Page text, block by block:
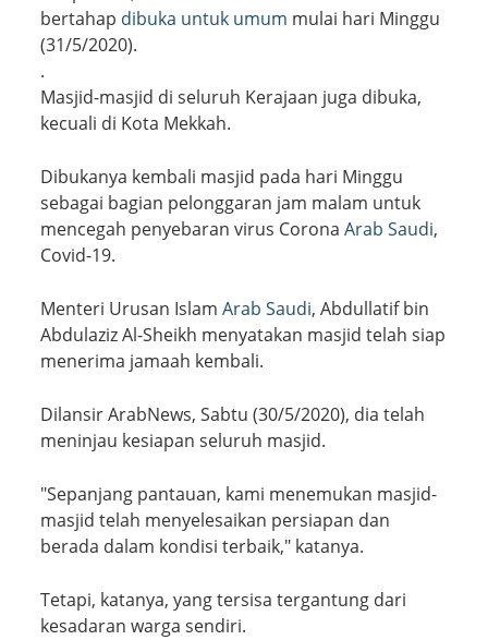
bertahap dibuka untuk umum mulai hari Minggu
(31/5/2020).
.
Masjid-masjid di seluruh Kerajaan juga dibuka,
kecuali di Kota Mekkah.
Dibukanya kembali masjid pada hari Minggu
sebagai bagian pelonggaran jam malam untuk
mencegah penyebaran virus Corona Arab Saudi,
Covid-19.
Menteri Urusan Islam Arab Saudi, Abdullatif bin
Abdulaziz Al-Sheikh menyatakan masjid telah siap
menerima jamaah kembali.
Dilansir ArabNews, Sabtu (30/5/2020), dia telah
meninjau kesiapan seluruh masjid.
"Sepanjang pantauan, kami menemukan masjid-
masjid telah menyelesaikan persiapan dan
berada dalam kondisi terbaik," katanya.
Tetapi, katanya, yang tersisa tergantung dari
kesadaran warga sendiri.